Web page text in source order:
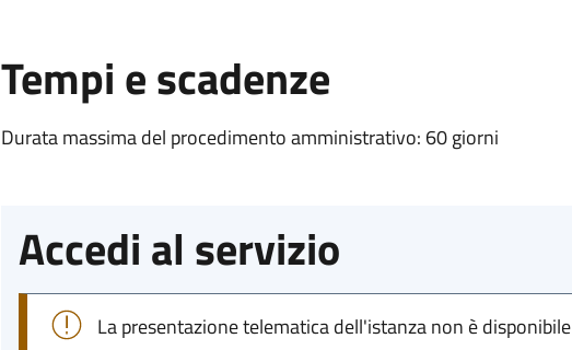
Tempi e scadenze
Durata massima del procedimento amministrativo: 60 giorni
Accedi al servizio
La presentazione telematica dell'istanza non è disponibile